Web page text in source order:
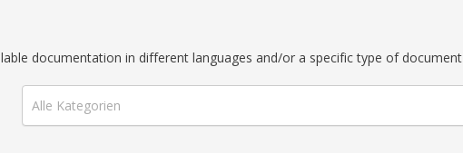
documentation in different languages and/or a specific type of document
Alle Kategorien